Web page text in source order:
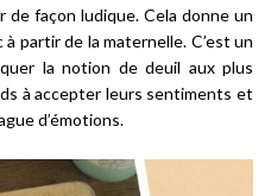
de façon ludique. Cela donne un
partir de la maternelle. C’est un
la notion de deuil aux plus
à accepter leurs sentiments et
d’émotions.